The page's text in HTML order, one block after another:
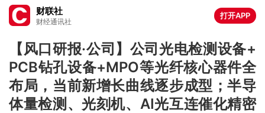
财联社
财经通讯社
打开APP
【风口研报·公司】公司光电检测设备+
PCB钻孔设备+MPO等光纤核心器件全
布局，当前新增长曲线逐步成型；半导
体量检测、光刻机、AI光互连催化精密